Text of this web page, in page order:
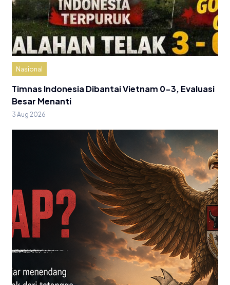
Nasional
Timnas Indonesia Dibantai Vietnam 0-3, Evaluasi
Besar Menanti
3 Aug 2026